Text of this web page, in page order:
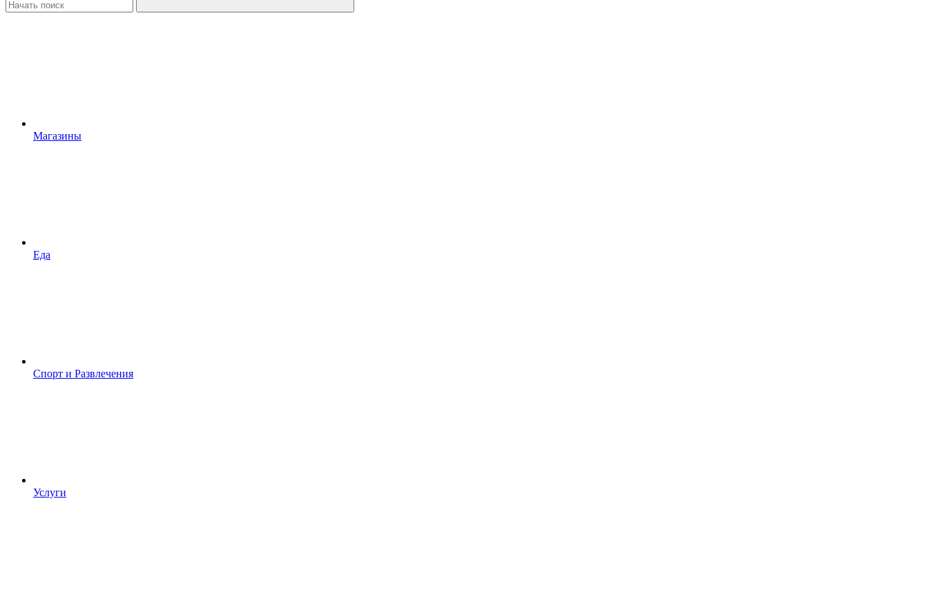
Магазины
Еда
Спорт и Развлечения
Услуги